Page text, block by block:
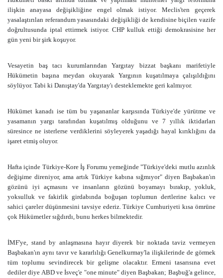
ilişkin anayasa değişikliğine engel olmak istiyor. Meclis'ten geçerek
yasalaştırılan referandum yasasındaki değişikliği de kendisine biçilen vazife
doğrultusunda iptal ettirmek istiyor. CHP kulluk ettiği demokrasisine her
gün yeni bir şirk koşuyor.
Vesayetin baş tacı kurumlarından Yargıtay bizzat başkanı marifetiyle
Hükümetin başına meydan okuyarak Yargının kuşatılmaya çalışıldığını
söylüyor. Tabi ki Danıştay'da Yargıtay'ı desteklemekte geri kalmıyor.
Hükümet kanadı ise tüm bu yaşananlar karşısında Türkiye'de yürütme ve
yasamanın yargı tarafından kuşatılmış olduğunu ve 7 yıllık iktidarları
süresince ne isterlerse verdiklerini söyleyerek yaşadığı hayal kırıklığını da
işaret etmiş oluyor.
Hafta içinde Türkiye-Kore İş Forumu yemeğinde "Türkiye'deki mutlu azınlık
değişime direniyor, ama artık Türkiye kabına sığmıyor" diyen Başbakan'ın
gözünü iyi açmasını ve insanların gözünü boyamayı bırakıp, yokluk,
yoksulluk ve fakirlik girdabında boğuşan toplumun dertlerine kalıcı ve
sahici çareler düşünmesini tavsiye ederiz. Türkiye Cumhuriyeti kısa ömrüne
çok Hükümetler sığdırdı, bunu herkes bilmektedir.
İMF'ye, stand by anlaşmasına hayır diyerek bir noktada taviz vermeyen
Başbakan'ın aynı tavır ve kararlılığı Genelkurmay'la ilişkilerinde de görmek
tüm toplumu sevindirecek bir gelişme olacaktır. Ermeni tasarısına evet
dediler diye ABD ve İsveç'e "one minute" diyen Başbakan; Başbuğ'a gelince,